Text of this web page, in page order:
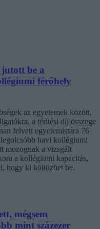
be a
férőhely
az egyetemek között,
a térítési díj összege
felvett egyetemistára 76
havi kollégiumi
mozognak a vizsgált
a kollégiumi kapacitás,
hogy ki költözhet be.
mégsem
mint százezer